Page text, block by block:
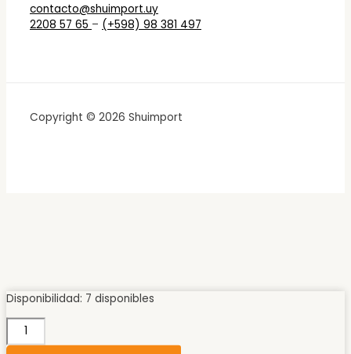
contacto@shuimport.uy
2208 57 65 – (+598) 98 381 497
Copyright © 2026 Shuimport
Disponibilidad: 7 disponibles
PUNTERA
44
PARA
PERFIL